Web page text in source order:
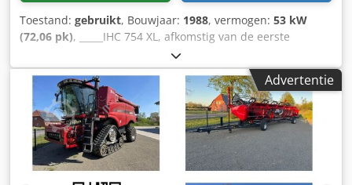
Toestand: gebruikt, Bouwjaar: 1988, vermogen: 53 kW
(72,06 pk), _____IHC 754 XL, afkomstig van de eerste
eigenaar, in uitstekende staat. Bedrijfstijden: ca. 8.600 uur.
Bouwjaar: 1988. Voorste hefinrichting. Voorste aftakas. 30
km/u versnellingsbak. Dcsdpfxszdmutj Ah Djk Prijs: €
24.500,00 (exclusief BTW). Locatie: null
Advertentie